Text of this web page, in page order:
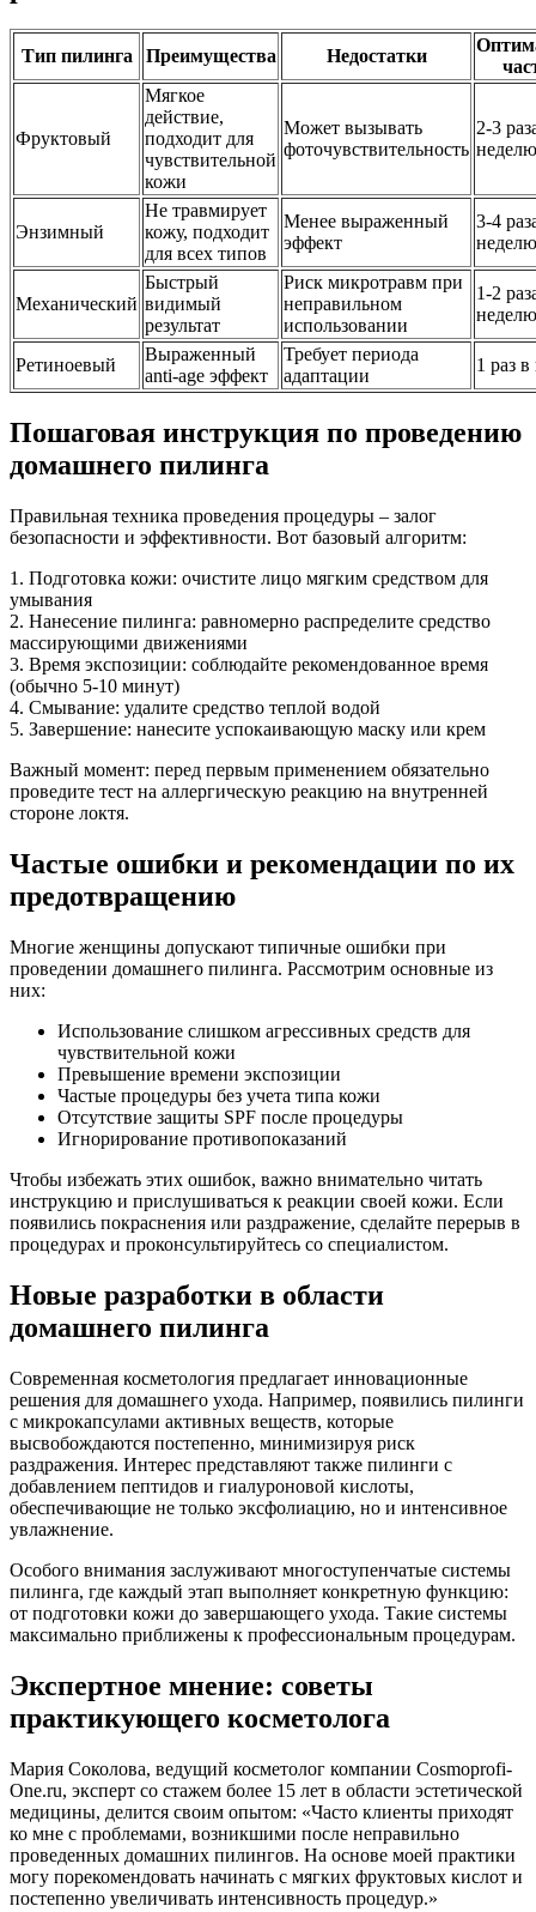
Тип пилинга Преимущества Недостатки
Фруктовый
Мягкое
действие,
подходит для
чувствительной
кожи
Может вызывать
фоточувствительность
2-3
неделю
Энзимный
Не травмирует
кожу, подходит
для всех типов
Менее выраженный
эффект
3-4
неделю
Механический
Быстрый
видимый
результат
Риск микротравм при
неправильном
использовании
1-2
неделю
Ретиноевый
Выраженный
anti-age эффект
Требует периода
адаптации
1 раз
Пошаговая инструкция по проведению
домашнего пилинга
Правильная техника проведения процедуры – залог
безопасности и эффективности. Вот базовый алгоритм:
1. Подготовка кожи: очистите лицо мягким средством для
умывания
2. Нанесение пилинга: равномерно распределите средство
массирующими движениями
3. Время экспозиции: соблюдайте рекомендованное время
(обычно 5-10 минут)
4. Смывание: удалите средство теплой водой
5. Завершение: нанесите успокаивающую маску или крем
Важный момент: перед первым применением обязательно
проведите тест на аллергическую реакцию на внутренней
стороне локтя.
Частые ошибки и рекомендации по их
предотвращению
Многие женщины допускают типичные ошибки при
проведении домашнего пилинга. Рассмотрим основные из
них:
Использование слишком агрессивных средств для
чувствительной кожи
Превышение времени экспозиции
Частые процедуры без учета типа кожи
Отсутствие защиты SPF после процедуры
Игнорирование противопоказаний
Чтобы избежать этих ошибок, важно внимательно читать
инструкцию и прислушиваться к реакции своей кожи. Если
появились покраснения или раздражение, сделайте перерыв в
процедурах и проконсультируйтесь со специалистом.
Новые разработки в области
домашнего пилинга
Современная косметология предлагает инновационные
решения для домашнего ухода. Например, появились пилинги
с микрокапсулами активных веществ, которые
высвобождаются постепенно, минимизируя риск
раздражения. Интерес представляют также пилинги с
добавлением пептидов и гиалуроновой кислоты,
обеспечивающие не только эксфолиацию, но и интенсивное
увлажнение.
Особого внимания заслуживают многоступенчатые системы
пилинга, где каждый этап выполняет конкретную функцию:
от подготовки кожи до завершающего ухода. Такие системы
максимально приближены к профессиональным процедурам.
Экспертное мнение: советы
практикующего косметолога
Мария Соколова, ведущий косметолог компании Cosmoprofi-
One.ru, эксперт со стажем более 15 лет в области эстетической
медицины, делится своим опытом: «Часто клиенты приходят
ко мне с проблемами, возникшими после неправильно
проведенных домашних пилингов. На основе моей практики
могу порекомендовать начинать с мягких фруктовых кислот и
постепенно увеличивать интенсивность процедур.»